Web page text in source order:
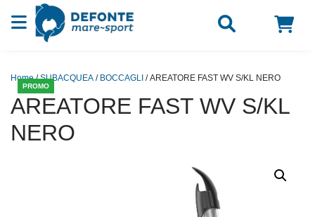
Vai al contenuto
PROMO
Home/SUBACQUEA / BOCCAGLI / AREATORE FAST WV S/KL NERO
AREATORE FAST WV S/KL
NERO